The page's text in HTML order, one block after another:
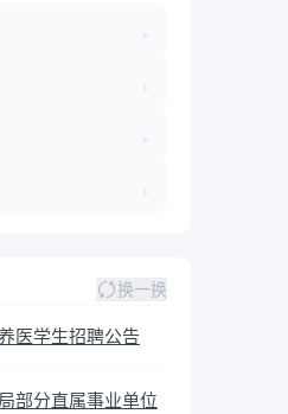
换一换
医学生招聘公告
部分直属事业单位